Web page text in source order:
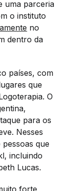
uma parceria
o instituto
no
dentro da
países, com
que
O
para os
Nesses
que
incluindo
Lucas.